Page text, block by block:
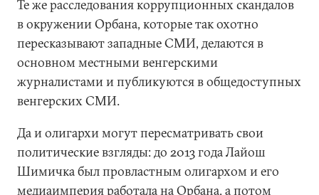
Те же расследования коррупционных скандалов
в окружении Орбана, которые так охотно
пересказывают западные СМИ, делаются в
основном местными венгерскими
журналистами и публикуются в общедоступных
венгерских СМИ.
Да и олигархи могут пересматривать свои
политические взгляды: до 2013 года Лайош
Шимичка был провластным олигархом и его
медиаимперия работала на Орбана, а потом